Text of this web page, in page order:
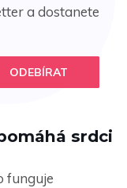
a dostanete
ODEBÍRAT
srdci
funguje